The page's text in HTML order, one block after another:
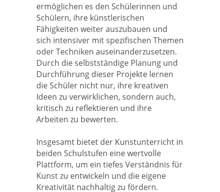
ermöglichen es den Schülerinnen und
Schülern, ihre künstlerischen
Fähigkeiten weiter auszubauen und
sich intensiver mit spezifischen Themen
oder Techniken auseinanderzusetzen.
Durch die selbstständige Planung und
Durchführung dieser Projekte lernen
die Schüler nicht nur, ihre kreativen
Ideen zu verwirklichen, sondern auch,
kritisch zu reflektieren und ihre
Arbeiten zu bewerten.
Insgesamt bietet der Kunstunterricht in
beiden Schulstufen eine wertvolle
Plattform, um ein tiefes Verständnis für
Kunst zu entwickeln und die eigene
Kreativität nachhaltig zu fördern.